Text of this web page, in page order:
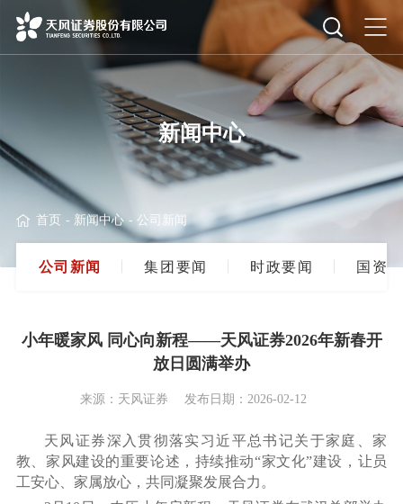
新闻中心
首页 - 新闻中心 - 公司新闻
公司 新闻 集 团 要闻 时政要闻 国 资要
小年暖家风 同心向新程——天风证券2026年新春开
放日圆满举办
来源：天风证券 发布日期：2026-02-12
天风证券深入贯彻落实习近平总书记关于家庭、家
教、家风建设的重要论述，持续推动“家文化”建设，让员
工安心、家属放心，共同凝聚发展合力。